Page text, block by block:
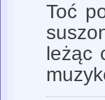
Toć
leżąc